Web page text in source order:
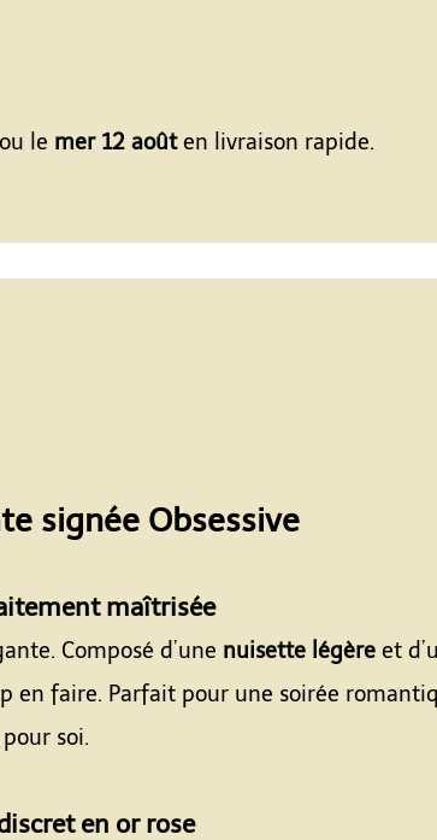
le mer 12 aoûten livraison rapide.
signée Obsessive
maîtrisée
Composé d’une nuisette légèreet
en faire. Parfait pour une soirée
soi.
en or rose